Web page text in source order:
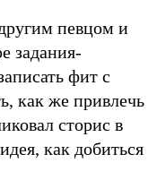
певцом и
задания-
фит с
как же привлечь
сторис в
как добиться